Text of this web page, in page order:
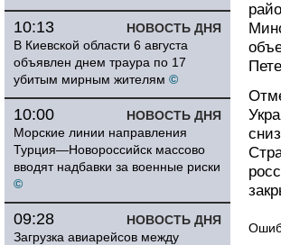
НОВОСТЬ ДНЯ
10:13
В Киевской области 6 августа
объявлен днем траура по 17
убитым мирным жителям ©
НОВОСТЬ ДНЯ
10:00
Морские линии направления
Турция—Новороссийск массово
вводят надбавки за военные риски
©
НОВОСТЬ ДНЯ
09:28
Загрузка авиарейсов между